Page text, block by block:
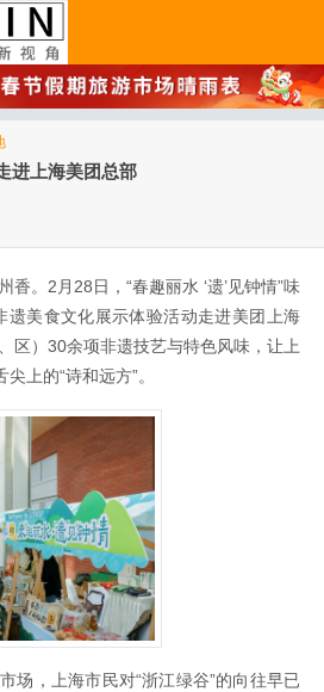
进上海美团总部
香。2月28日，“春趣丽水 ‘遗’见钟情”味
遗美食文化展示体验活动走进美团上海
区）30余项非遗技艺与特色风味，让上
上的“诗和远方”。
场，上海市民对“浙江绿谷”的向往早已